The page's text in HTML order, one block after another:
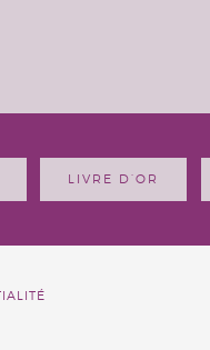
LIVRE D’OR